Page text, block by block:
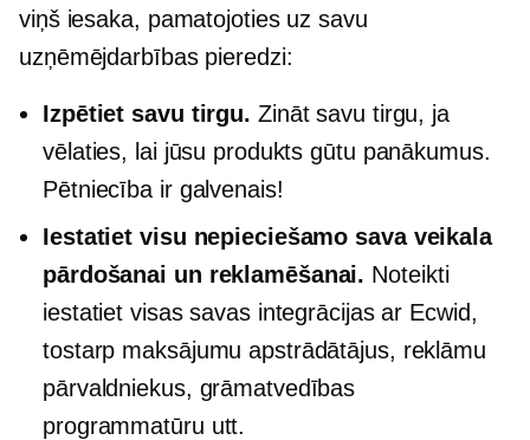
viņš iesaka, pamatojoties uz savu
uzņēmējdarbības pieredzi:
Izpētiet savu tirgu. Zināt savu tirgu, ja
vēlaties, lai jūsu produkts gūtu panākumus.
Pētniecība ir galvenais!
Iestatiet visu nepieciešamo sava veikala
pārdošanai un reklamēšanai. Noteikti
iestatiet visas savas integrācijas ar Ecwid,
tostarp maksājumu apstrādātājus, reklāmu
pārvaldniekus, grāmatvedības
programmatūru utt.